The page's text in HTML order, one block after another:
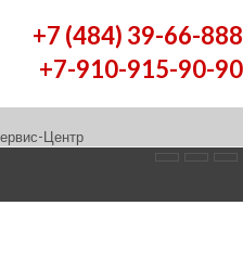
+7 (484) 39-66-888
+7-910-915-90-90